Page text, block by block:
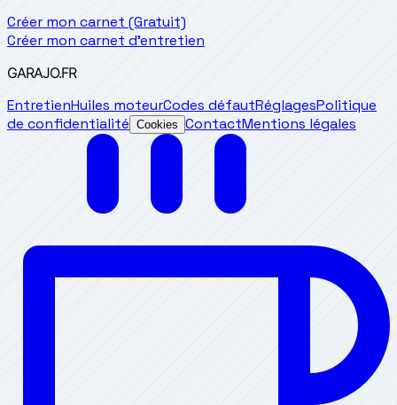
Créer mon carnet (Gratuit)
Créer mon carnet d'entretien
GARAJO.FR
EntretienHuiles moteurCodes défautRéglagesPolitique
de confidentialité Cookies ContactMentions légales